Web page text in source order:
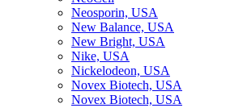
Neosporin, USA
New Balance, USA
New Bright, USA
Nike, USA
Niсkelodeon, USA
Novex Biotech, USA
Novex Biotech, USA